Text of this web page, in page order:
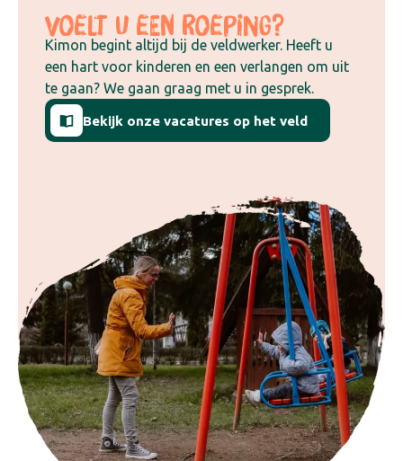
VOELT U EEN ROEPING?
Kimon begint altijd bij de veldwerker. Heeft u
een hart voor kinderen en een verlangen om uit
te gaan? We gaan graag met u in gesprek.
Bekijk onze vacatures op het veld